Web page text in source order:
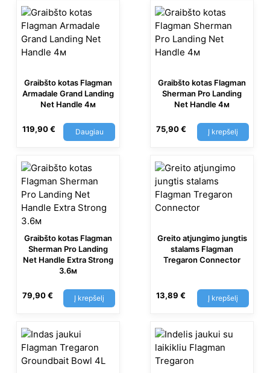
Graibšto kotas Flagman
Armadale Grand Landing
Net Handle 4м
119,90€ Daugiau
Graibšto kotas Flagman
Sherman Pro Landing
Net Handle 4м
75,90€ Į krepšelį
Graibšto kotas Flagman
Sherman Pro Landing
Net Handle Extra Strong
3.6м
79,90€ Į krepšelį
Greito atjungimo jungtis
stalams Flagman
Tregaron Connector
13,89 € Į krepšelį